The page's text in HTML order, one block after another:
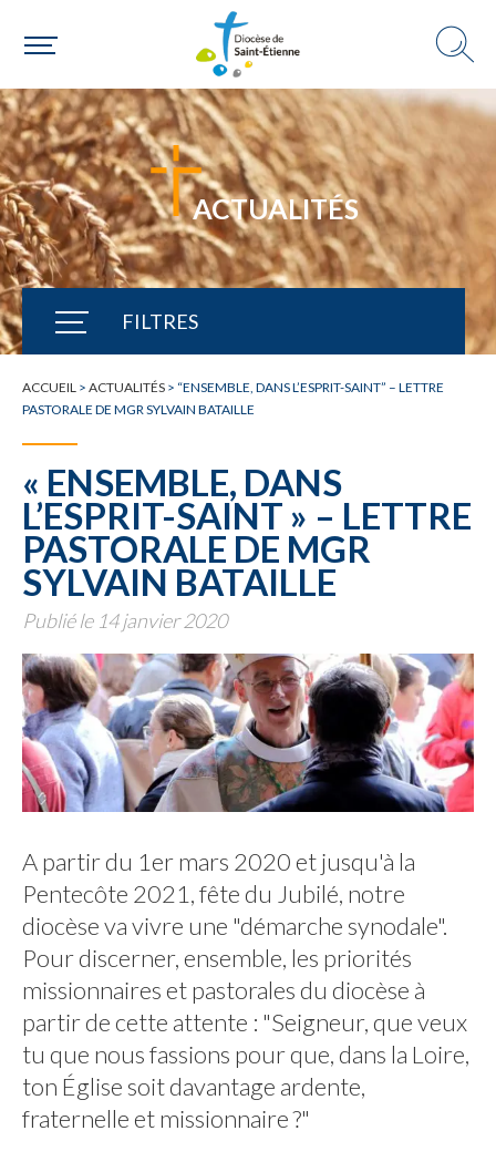
ACTUALITÉS
FILTRES
TOUTE L'ACTUALITÉ
ACCUEIL > ACTUALITÉS > “ENSEMBLE, DANS L’ESPRIT-SAINT” – LETTRE
PASTORALE DE MGR SYLVAIN BATAILLE
« ENSEMBLE, DANS
L’ESPRIT-SAINT » – LETTRE
PASTORALE DE MGR
SYLVAIN BATAILLE
Publié le 14 janvier 2020
A partir du 1er mars 2020 et jusqu'à la
Pentecôte 2021, fête du Jubilé, notre
diocèse va vivre une "démarche synodale".
Pour discerner, ensemble, les priorités
missionnaires et pastorales du diocèse à
partir de cette attente : "Seigneur, que veux
tu que nous fassions pour que, dans la Loire,
ton Église soit davantage ardente,
fraternelle et missionnaire ?"